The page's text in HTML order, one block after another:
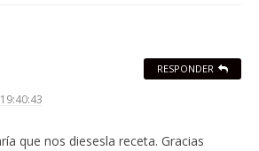
que nos diesesla receta. Gracias
RESPONDER